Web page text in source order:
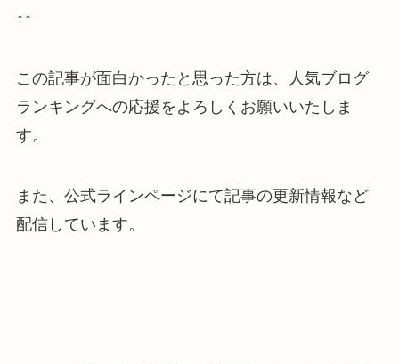
↑↑
この記事が面白かったと思った方は、人気ブログ
ランキングへの応援をよろしくお願いいたしま
す。
また、公式ラインページにて記事の更新情報など
配信しています。